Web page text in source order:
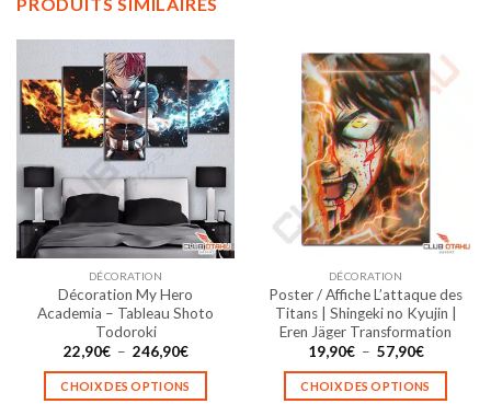
DÉCORATION
Décoration My Hero
Academia – Tableau Shoto
Todoroki
22,90€ – 246,90€Plage
prix :
22,90€
CHOIX DES OPTIONS
DÉCORATION
Poster / Affiche L’attaque des
Titans | Shingeki no Kyujin |
Eren Jäger Transformation
19,90€ – 57,90€Plage
prix :
19,90€
CHOIX DES OPTIONS